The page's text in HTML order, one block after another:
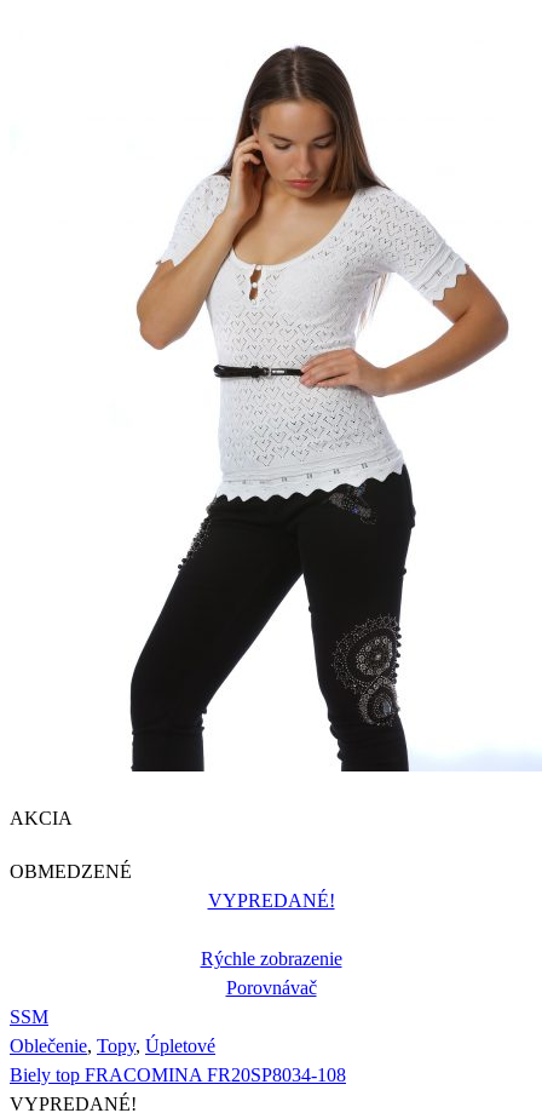
AKCIA
OBMEDZENÉ
VYPREDANÉ!
Rýchle zobrazenie
Porovnávač
SSM
Oblečenie, Topy, Úpletové
Biely top FRACOMINA FR20SP8034-108
VYPREDANÉ!